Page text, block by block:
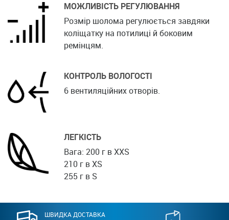
МОЖЛИВІСТЬ РЕГУЛЮВАННЯ
Розмір шолома регулюється завдяки
коліщатку на потилиці й боковим
ремінцям.
КОНТРОЛЬ ВОЛОГОСТІ
6 вентиляційних отворів.
ЛЕГКІСТЬ
Вага: 200 г в XXS
210 г в XS
255 г в S
ШВИДКА ДОСТАВКА